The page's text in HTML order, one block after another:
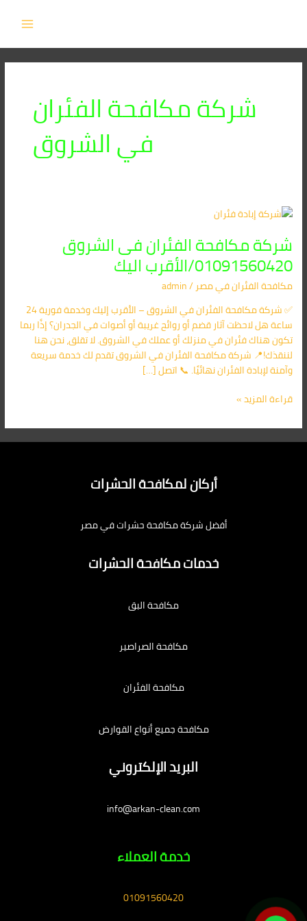
شركة مكافحة الفئران
في الشروق
شركة مكافحة الفئران فى الشروق
01091560420/الأقرب اليك
مكافحة الفئران​ في مصر/
admin
✅ شركة مكافحة الفئران في الشروق – الأقرب إليك وخدمة فورية 24
ساعة هل لاحظت آثار قضم أو روائح غريبة أو أصوات في الجدران؟ إذًا ربما
تكون هناك فئران في منزلك أو عملك في الشروق. لا تقلق، نحن هنا
لننقذك!📍 شركة مكافحة الفئران في الشروق تقدم لك خدمة سريعة
وآمنة لإبادة الفئران نهائيًا. 📞 اتصل […]
شركة
الفئران
فى
الشروق
01091560420/
الأقرب
اليك
قراءة المزيد »
أركان لمكافحة الحشرات
أفضل شركة مكافحة حشرات في مصر
خدمات مكافحة الحشرات
مكافحة البق
مكافحة الصراصير
مكافحة الفئران
مكافحة جميع أنواع القوارض
البريد الإلكتروني
info@arkan-clean.com
خدمة العملاء
01091560420